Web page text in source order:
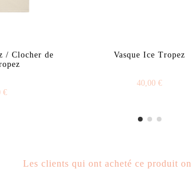
/ Clocher de
€
Vasque Ice Tropez
40,00 €
Les clients qui ont acheté ce produit